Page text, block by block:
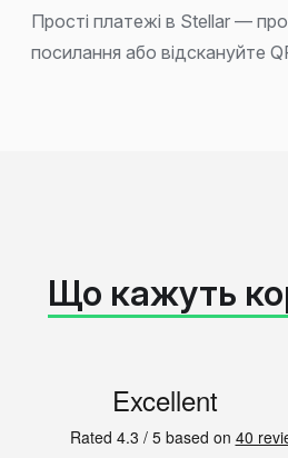
Прості платежі в Stellar —
посилання або відскануйте
Що кажуть